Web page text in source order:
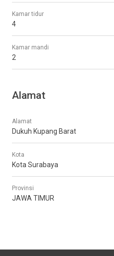
Kamar tidur
4
Kamar mandi
2
Alamat
Alamat
Dukuh Kupang Barat
Kota
Kota Surabaya
Provinsi
JAWA TIMUR